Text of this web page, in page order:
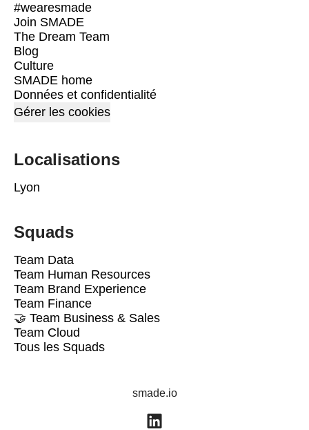
#wearesmade
Join SMADE
The Dream Team
Blog
Culture
SMADE home
Données et confidentialité
Gérer les cookies
Localisations
Lyon
Squads
Team Data
Team Human Resources
Team Brand Experience
Team Finance
🤝 Team Business & Sales
Team Cloud
Tous les Squads
smade.io